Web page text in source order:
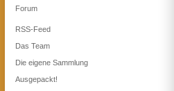
Forum
RSS-Feed
Das Team
Die eigene Sammlung
Ausgepackt!